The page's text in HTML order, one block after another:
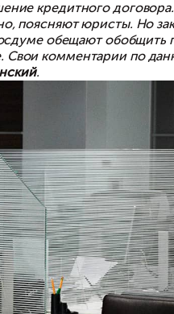
закон о
Константин
за якобы
кредита. Это
закон о
Константин